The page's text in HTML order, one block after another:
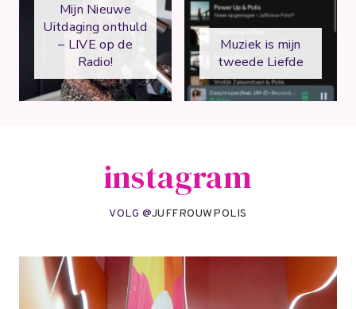
Mijn Nieuwe
Uitdaging onthuld
– LIVE op de
Radio!
Muziek is mijn
tweede Liefde
instagram
VOLG @JUFFROUWPOLIS